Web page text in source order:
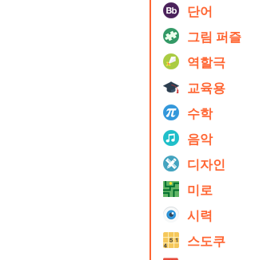
단어
그림 퍼즐
역할극
교육용
수학
음악
디자인
미로
시력
스도쿠